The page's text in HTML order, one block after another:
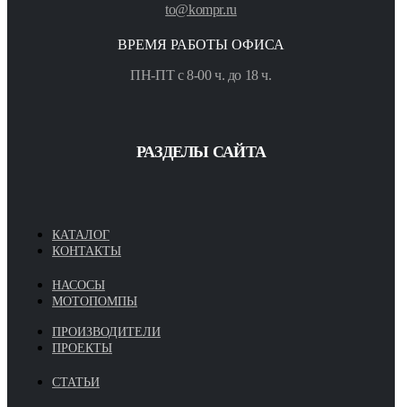
to@kompr.ru
ВРЕМЯ РАБОТЫ ОФИСА
ПН-ПТ с 8-00 ч. до 18 ч.
РАЗДЕЛЫ САЙТА
КАТАЛОГ
КОНТАКТЫ
НАСОСЫ
МОТОПОМПЫ
ПРОИЗВОДИТЕЛИ
ПРОЕКТЫ
СТАТЬИ